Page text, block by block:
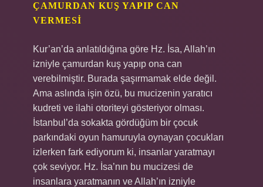
ÇAMURDAN KUŞ YAPIP CAN
VERMESI
Kur’an’da anlatıldığına göre Hz. İsa, Allah’ın
izniyle çamurdan kuş yapıp ona can
verebilmiştir. Burada şaşırmamak elde değil.
Ama aslında işin özü, bu mucizenin yaratıcı
kudreti ve ilahi otoriteyi gösteriyor olması.
İstanbul’da sokakta gördüğüm bir çocuk
parkındaki oyun hamuruyla oynayan çocukları
izlerken fark ediyorum ki, insanlar yaratmayı
çok seviyor. Hz. İsa’nın bu mucizesi de
insanlara yaratmanın ve Allah’ın izniyle